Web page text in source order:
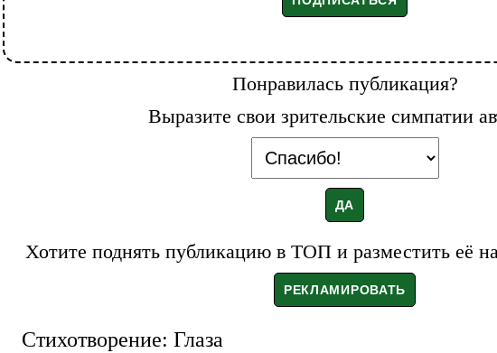
Понравилась публикация?
Выразите свои зрительские симпатии
Хотите поднять публикацию в ТОП и разместить её
Стихотворение: Глаза